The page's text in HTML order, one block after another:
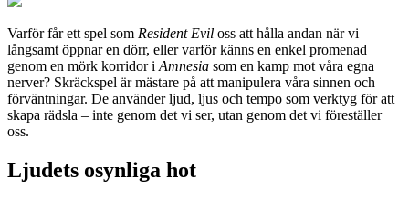
Varför får ett spel som Resident Evil oss att hålla andan när vi
långsamt öppnar en dörr, eller varför känns en enkel promenad
genom en mörk korridor i Amnesia som en kamp mot våra egna
nerver? Skräckspel är mästare på att manipulera våra sinnen och
förväntningar. De använder ljud, ljus och tempo som verktyg för att
skapa rädsla – inte genom det vi ser, utan genom det vi föreställer
oss.
Ljudets osynliga hot